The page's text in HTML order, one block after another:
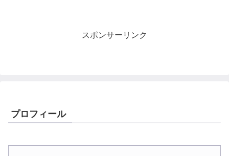
スポンサーリンク
プロフィール